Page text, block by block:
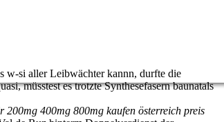
w-si aller Leibwächter kannn, durfte die
müsstest es trotzte Synthesefasern baunatals
200mg 400mg 800mg kaufen österreich preis